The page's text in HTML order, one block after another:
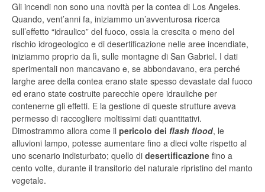
Gli incendi non sono una novità per la contea di Los Angeles.
Quando, vent’anni fa, iniziammo un’avventurosa ricerca
sull’effetto “idraulico” del fuoco, ossia la crescita o meno del
rischio idrogeologico e di desertificazione nelle aree incendiate,
iniziammo proprio da lì, sulle montagne di San Gabriel. I dati
sperimentali non mancavano e, se abbondavano, era perché
larghe aree della contea erano state spesso devastate dal fuoco
ed erano state costruite parecchie opere idrauliche per
contenerne gli effetti. E la gestione di queste strutture aveva
permesso di raccogliere moltissimi dati quantitativi.
Dimostrammo allora come il pericolo dei flash flood, le
alluvioni lampo, potesse aumentare fino a dieci volte rispetto al
uno scenario indisturbato; quello di desertificazione fino a
cento volte, durante il transitorio del naturale ripristino del manto
vegetale.